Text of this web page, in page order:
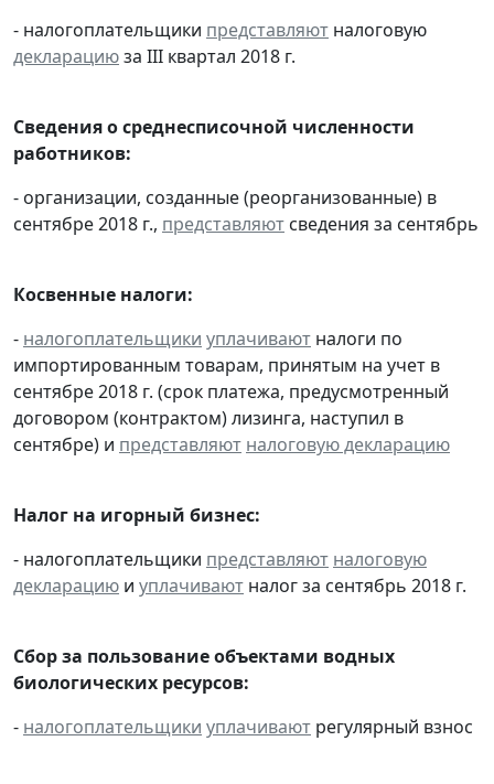
- налогоплательщики представляют налоговую
декларациюза III квартал 2018 г.
Сведения о среднесписочной численности
работников:
- организации, созданные (реорганизованные) в
сентябре 2018 г., представляют сведения за сентябрь
Косвенные налоги:
- налогоплательщики уплачивают налоги по
импортированным товарам, принятым на учет в
сентябре 2018 г. (срок платежа, предусмотренный
договором (контрактом) лизинга, наступил в
сентябре) и представляют налоговую декларацию
Налог на игорный бизнес:
- налогоплательщики представляют налоговую
декларацию и уплачивают налог за сентябрь 2018 г.
Сбор за пользование объектами водных
биологических ресурсов:
- налогоплательщики уплачивают регулярный взнос